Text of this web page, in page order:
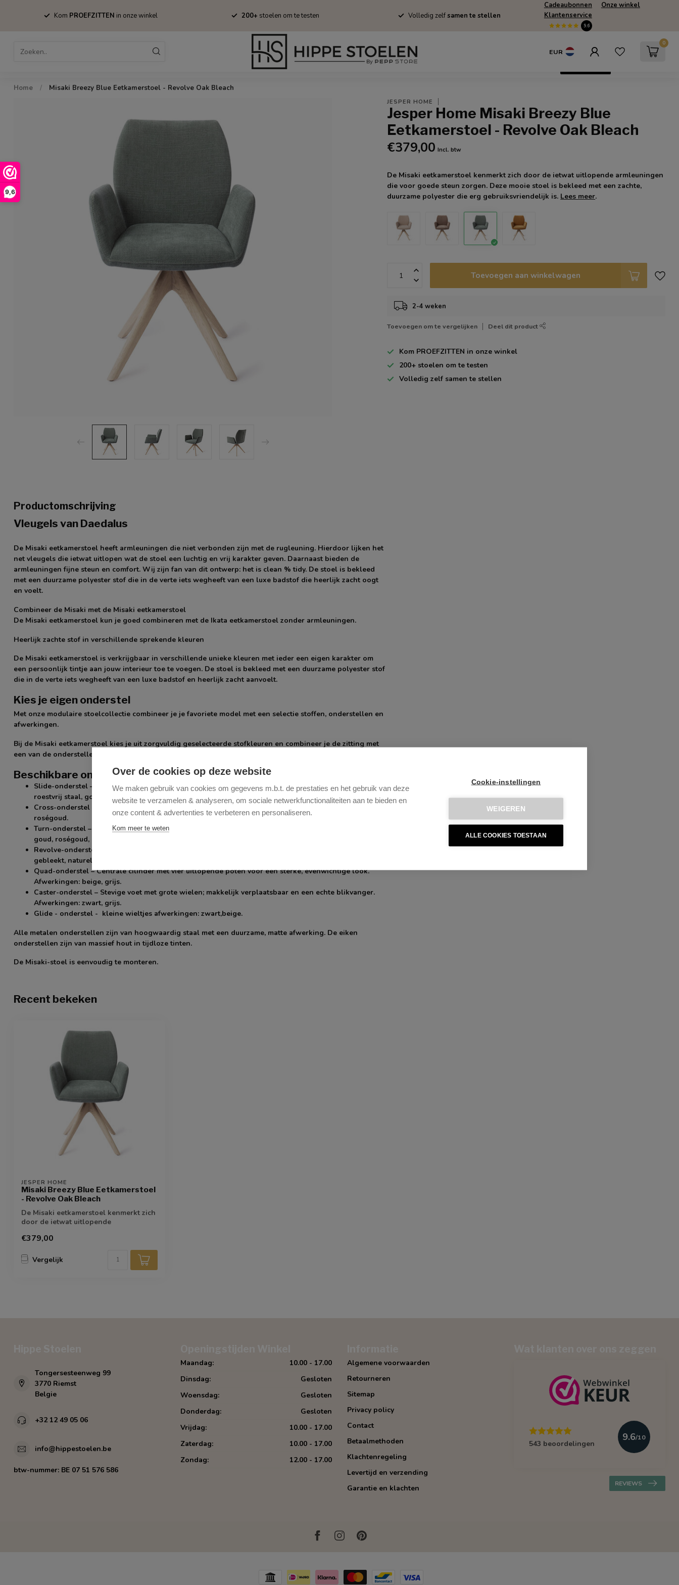
9,6
Over de cookies op deze website
We maken gebruik van cookies om gegevens m.b.t. de prestaties en het gebruik van deze
website te verzamelen & analyseren, om sociale netwerkfunctionaliteiten aan te bieden en
onze content & advertenties te verbeteren en personaliseren.
Kom meer te weten
Cookie-instellingen
WEIGEREN
ALLE COOKIES TOESTAAN
Kom PROEFZITTEN in onze winkel 200+ stoelen om te testen Volledig zelfsamen te stellen
Cadeaubonnen
Onze winkel
Klantenservice
9.6
EUR
0
Barkrukken Fauteuils Stofstalen
Home / Misaki Breezy Blue Eetkamerstoel - Revolve Oak Bleach
JESPER HOME
Jesper Home Misaki Breezy Blue
Eetkamerstoel - Revolve Oak Bleach
€379,00 Incl. btw
De Misaki eetkamerstoel kenmerkt zich door de ietwat uitlopende armleuningen
die voor goede steun zorgen. Deze mooie stoel is bekleed met een zachte,
duurzame polyester die erg gebruiksvriendelijk is. Lees meer.
Toevoegen aan winkelwagen
2-4 weken
Toevoegen om te vergelijken Deel dit product
Kom PROEFZITTEN in onze winkel
200+ stoelen om te testen
Volledig zelf samen te stellen
Productomschrijving
Vleugels van Daedalus
De Misaki eetkamerstoel heeft armleuningen die niet verbonden zijn met de rugleuning. Hierdoor lijken het
net vleugels die ietwat uitlopen wat de stoel een luchtig en vrij karakter geven. Daarnaast bieden de
armleuningen fijne steun en comfort. Wij zijn fan van dit ontwerp: het is clean % tidy. De stoel is bekleed
met een duurzame polyester stof die in de verte iets wegheeft van een luxe badstof die heerlijk zacht oogt
en voelt.
Combineer de Misaki met de Misaki eetkamerstoel
De Misaki eetkamerstoel kun je goed combineren met de Ikata eetkamerstoel zonder armleuningen.
Heerlijk zachte stof in verschillende sprekende kleuren
De Misaki eetkamerstoel is verkrijgbaar in verschillende unieke kleuren met ieder een eigen karakter om
een persoonlijk tintje aan jouw interieur toe te voegen. De stoel is bekleed met een duurzame polyester stof
die in de verte iets wegheeft van een luxe badstof en heerlijk zacht aanvoelt.
Kies je eigen onderstel
Met onze modulaire stoelcollectie combineer je je favoriete model met een selectie stoffen, onderstellen en
afwerkingen.
Bij de Misaki eetkamerstoel kies je uit zorgvuldig geselecteerde stofkleuren en combineer je de zitting met
een van de onderstellen hieronder.
Beschikbare onderstellen:
Slide-onderstel – Slanke, doorlopende lijnen voor een lichte, open uitstraling. Afwerkingen: zwart,
roestvrij staal, goud, roségoud.
Cross-onderstel – Speels ontwerp met kruisende lijnen. Afwerkingen: zwart, roestvrij staal, goud,
roségoud.
Turn-onderstel – 180° draaifunctie met automatische terugkeer. Afwerkingen: zwart, roestvrij staal,
goud, roségoud, bruin, beige.
Revolve-onderstel
gebleekt, naturel, walnoot, matzwart.
Quad-onderstel – Centrale cilinder met vier uitlopende poten voor een sterke, evenwichtige look.
Afwerkingen: beige, grijs.
Caster-onderstel – Stevige voet met grote wielen; makkelijk verplaatsbaar en een echte blikvanger.
Afwerkingen: zwart, grijs.
Glide - onderstel - kleine wieltjes afwerkingen: zwart,beige.
Alle metalen onderstellen zijn van hoogwaardig staal met een duurzame, matte afwerking. De eiken
onderstellen zijn van massief hout in tijdloze tinten.
De Misaki-stoel is eenvoudig te monteren.
Recent bekeken
JESPER HOME
Misaki Breezy Blue Eetkamerstoel
- Revolve Oak Bleach
De Misaki eetkamerstoel kenmerkt zich
door de ietwat uitlopende
€379,00
Vergelijk
Tongersesteenweg 99
3770 Riemst
Belgie
+32 12 49 05 06
info@hippestoelen.be
btw-nummer: BE 07 51 576 586
Maandag:
10.00 - 17.00
Dinsdag:
Gesloten
Woensdag:
Gesloten
Donderdag:
Gesloten
Vrijdag:
10.00 - 17.00
Zaterdag:
10.00 - 17.00
Zondag:
12.00 - 17.00
Algemene voorwaarden
Retourneren
Sitemap
Privacy policy
Contact
Betaalmethoden
Klachtenregeling
Levertijd en verzending
Garantie en klachten
543 beoordelingen
9.6/10
REVIEWS